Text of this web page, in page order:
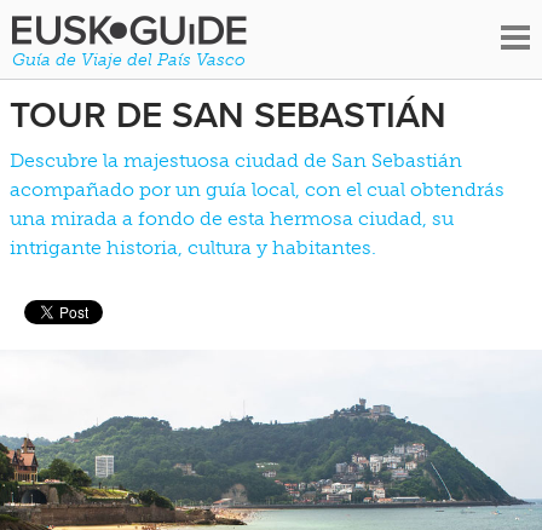
Guía de Viaje del País Vasco
TOUR DE SAN SEBASTIÁN
Descubre la majestuosa ciudad de San Sebastián
acompañado por un guía local, con el cual obtendrás
una mirada a fondo de esta hermosa ciudad, su
intrigante historia, cultura y habitantes.